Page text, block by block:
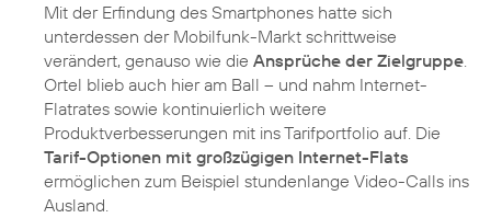
Mit der Erfindung des Smartphones hatte sich
unterdessen der Mobilfunk-Markt schrittweise
verändert, genauso wie die Ansprüche der Zielgruppe.
Ortel blieb auch hier am Ball – und nahm Internet-
Flatrates sowie kontinuierlich weitere
Produktverbesserungen mit ins Tarifportfolio auf. Die
Tarif-Optionen mit großzügigen Internet-Flats
ermöglichen zum Beispiel stundenlange Video-Calls ins
Ausland.